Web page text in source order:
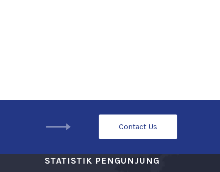
Contact Us
STATISTIK PENGUNJUNG